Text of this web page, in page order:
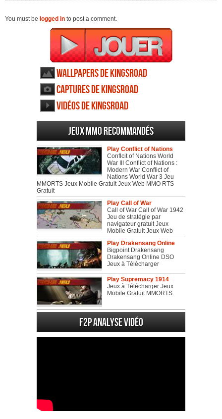
You must be logged in to post a comment.
Wallpapers de KingsRoad
Captures de KingsRoad
Vidéos de KingsRoad
Jeux MMO recommandés
Play Conflict of Nations
Conflcit of Nations World
War III Conflict of Nations :
Modern War Conflict of
Nations World War 3 Jeu
MMORTS Jeux Mobile Gratuit Jeux Web MMO RTS
Gratuit
Play Call of War
Call of War Call of War 1942
Jeu de stratégie par
navigateur gratuit Jeux
Mobile Gratuit Jeux Web
Play Drakensang Online
Bigpoint Drakensang
Drakensang Online DSO
Jeux à Télécharger
Play Supremacy 1914
Jeux à Télécharger Jeux
Mobile Gratuit MMORTS
F2P Analyse vidéo